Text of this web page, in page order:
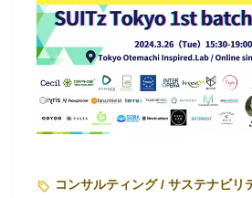
コンサルティング / サステナビリ